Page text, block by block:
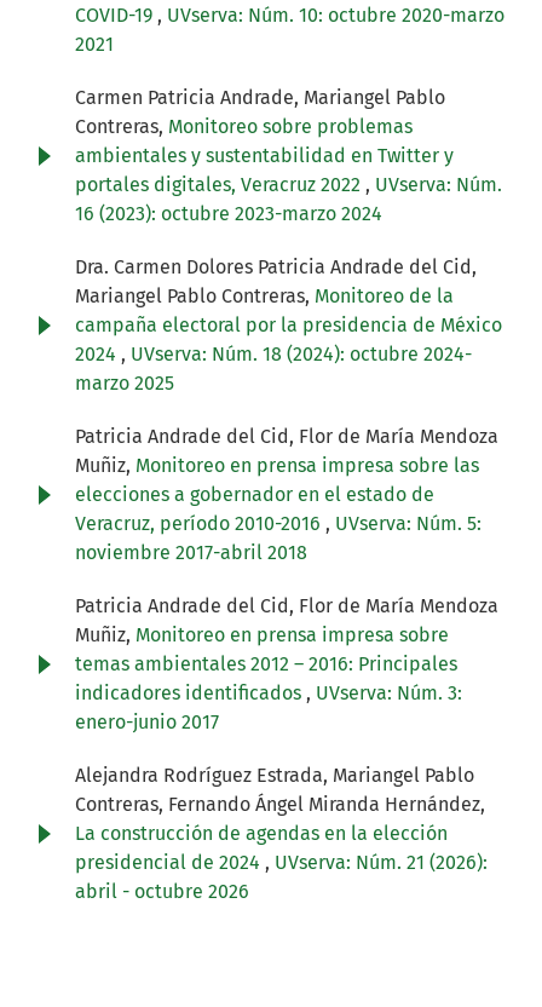
COVID-19 , UVserva: Núm. 10: octubre 2020-marzo
2021
Carmen Patricia Andrade, Mariangel Pablo
Contreras, Monitoreo sobre problemas
ambientales y sustentabilidad en Twitter y
portales digitales, Veracruz 2022 , UVserva: Núm.
16 (2023): octubre 2023-marzo 2024
Dra. Carmen Dolores Patricia Andrade del Cid,
Mariangel Pablo Contreras, Monitoreo de la
campaña electoral por la presidencia de México
2024 , UVserva: Núm. 18 (2024): octubre 2024-
marzo 2025
Patricia Andrade del Cid, Flor de María Mendoza
Muñiz, Monitoreo en prensa impresa sobre las
elecciones a gobernador en el estado de
Veracruz, período 2010-2016 , UVserva: Núm. 5:
noviembre 2017-abril 2018
Patricia Andrade del Cid, Flor de María Mendoza
Muñiz, Monitoreo en prensa impresa sobre
temas ambientales 2012 – 2016: Principales
indicadores identificados , UVserva: Núm. 3:
enero-junio 2017
Alejandra Rodríguez Estrada, Mariangel Pablo
Contreras, Fernando Ángel Miranda Hernández,
La construcción de agendas en la elección
presidencial de 2024 , UVserva: Núm. 21 (2026):
abril - octubre 2026